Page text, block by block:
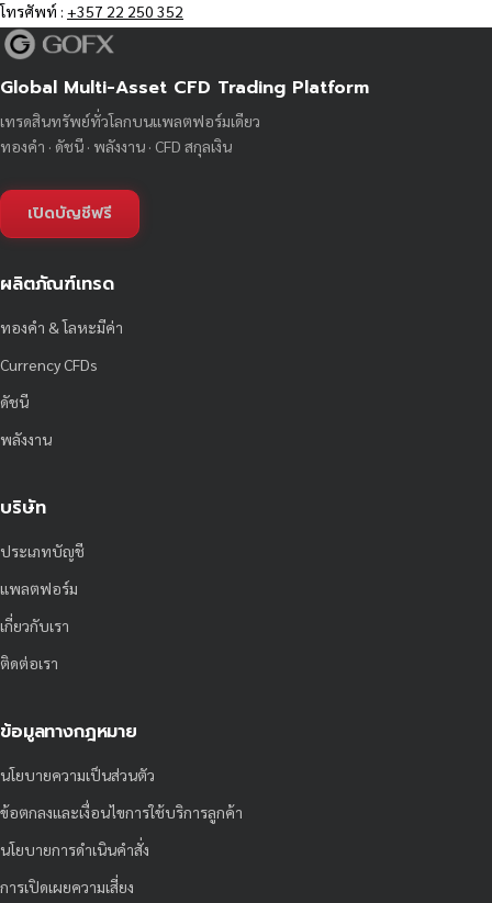
โทรศัพท์ : +357 22 250 352
Global Multi-Asset CFD Trading Platform
เทรดสินทรัพย์ทั่วโลกบนแพลตฟอร์มเดียว
ทองคำ · ดัชนี · พลังงาน · CFD สกุลเงิน
เปิดบัญชีฟรี
ผลิตภัณฑ์เทรด
ทองคำ & โลหะมีค่า
Currency CFDs
ดัชนี
พลังงาน
บริษัท
ประเภทบัญชี
แพลตฟอร์ม
เกี่ยวกับเรา
ติดต่อเรา
ข้อมูลทางกฎหมาย
นโยบายความเป็นส่วนตัว
ข้อตกลงและเงื่อนไขการใช้บริการลูกค้า
นโยบายการดำเนินคำสั่ง
การเปิดเผยความเสี่ยง